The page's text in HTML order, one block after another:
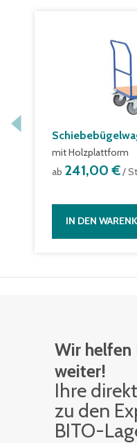
mit Holzplattform
ab 241,00 €/
IN DEN
Wir helfen
weiter!
Ihre
zu den
BITO-